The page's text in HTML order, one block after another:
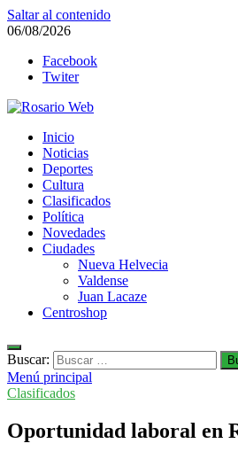
Saltar al contenido
06/08/2026
Facebook
Twiter
Rosario Web
Todas la noticias de Rosario y la zona
Inicio
Noticias
Deportes
Cultura
Clasificados
Política
Novedades
Ciudades
Nueva Helvecia
Valdense
Juan Lacaze
Centroshop
Buscar:
Menú principal
Clasificados
Oportunidad laboral en